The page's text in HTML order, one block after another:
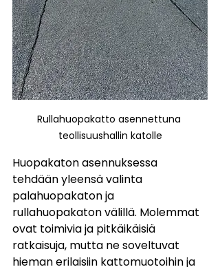
Rullahuopakatto asennettuna
teollisuushallin katolle
Huopakaton asennuksessa
tehdään yleensä valinta
palahuopakaton ja
rullahuopakaton välillä. Molemmat
ovat toimivia ja pitkäikäisiä
ratkaisuja, mutta ne soveltuvat
hieman erilaisiin kattomuotoihin ja